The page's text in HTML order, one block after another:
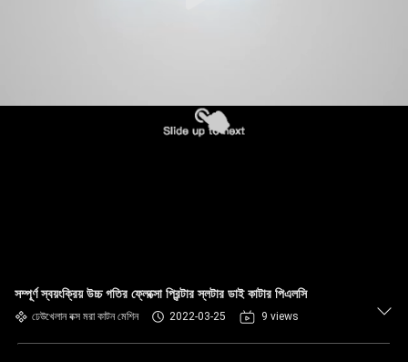
সম্পূর্ণ স্বয়ংক্রিয় উচ্চ গতির ফ্লেক্সো প্রিন্টার স্লটার ডাই কাটার পিএলসি
ঢেউখেলান বক্স মরা কাটন মেশিন 2022-03-25 9 views